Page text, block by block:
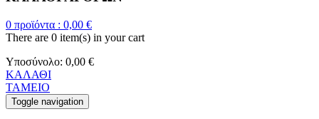
0 προϊόντα : 0,00 €
There are 0 item(s) in your cart
Υποσύνολο: 0,00 €
ΚΑΛΑΘΙ
ΤΑΜΕΙΟ
Toggle navigation